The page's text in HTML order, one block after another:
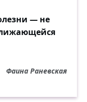
— не
Фаина Раневская